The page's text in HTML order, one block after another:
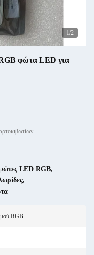
1/2
φώτα LED για
φώτες LED RGB,
,
RGB